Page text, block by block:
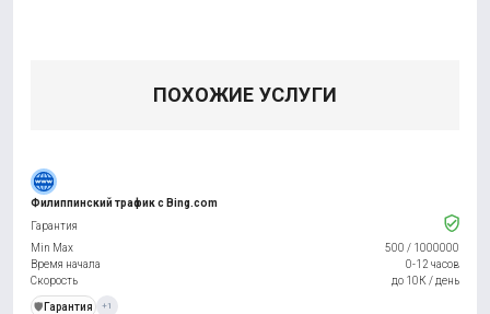
ПОХОЖИЕ УСЛУГИ
Филиппинский трафик с Bing.com
Гарантия
Min Max
500 / 1000000
Время начала
0-12 часов
Скорость
до 10К / день
️🛡️ Гарантия +1